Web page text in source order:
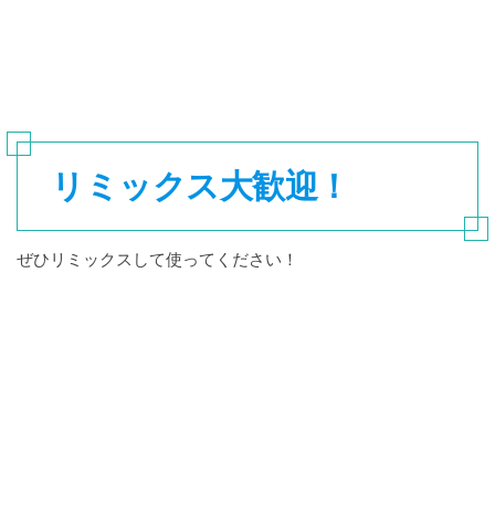
リミックス大歓迎！
ぜひリミックスして使ってください！